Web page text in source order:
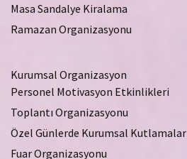
Masa Sandalye Kiralama
Ramazan Organizasyonu
Kurumsal Organizasyon
Personel Motivasyon Etkinlikleri
Toplantı Organizasyonu
Özel Günlerde Kurumsal Kutlamalar
Fuar Organizasyonu